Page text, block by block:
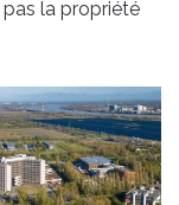
pas la propriété